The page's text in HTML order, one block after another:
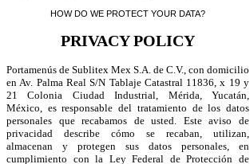
HOW DO WE PROTECT YOUR DATA?
PRIVACY POLICY
Portamenús de Sublitex Mex S.A. de C.V., con domicilio
en Av. Palma Real S/N Tablaje Catastral 11836, x 19 y
21 Colonia Ciudad Industrial, Mérida, Yucatán,
México, es responsable del tratamiento de los datos
personales que recabamos de usted. Este aviso de
privacidad describe cómo se recaban, utilizan,
almacenan y protegen sus datos personales, en
cumplimiento con la Ley Federal de Protección de